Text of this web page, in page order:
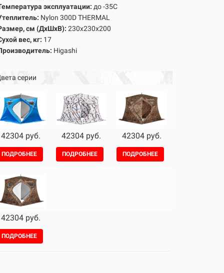
эксплуатации: до -35С
Nylon 300D THERMAL
см (ДхШхВ): 230х230х200
вес, кг: 17
Higashi
серии
42304 руб.
ПОДРОБНЕЕ
42304 руб.
ПОДРОБНЕЕ
42304 руб.
ПОДРОБНЕЕ
42304 руб.
ПОДРОБНЕЕ